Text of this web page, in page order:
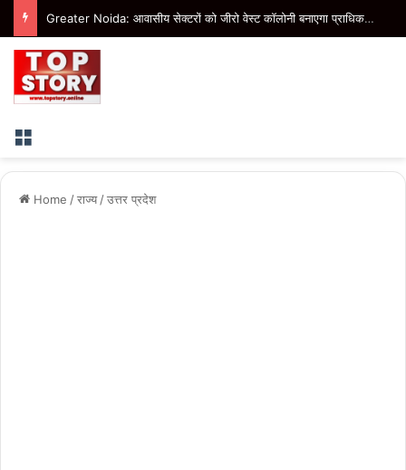
Greater Noida: आवासीय सेक्टरों को जीरो वेस्ट कॉलोनी बनाएगा प्राधिकरण, बीटा-1 में तैयार हो रहा मॉडल
Menu
Home /राज्य /उत्तर प्रदेश